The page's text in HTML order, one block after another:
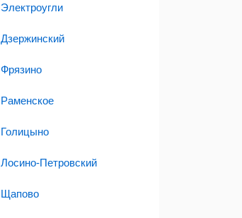
Электроугли
Дзержинский
Фрязино
Раменское
Голицыно
Лосино-Петровский
Щапово